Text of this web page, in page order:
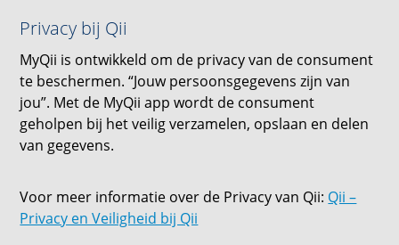
Privacy bij Qii
MyQii is ontwikkeld om de privacy van de consument
te beschermen. “Jouw persoonsgegevens zijn van
jou”. Met de MyQii app wordt de consument
geholpen bij het veilig verzamelen, opslaan en delen
van gegevens.
Voor meer informatie over de Privacy van Qii: Qii –
Privacy en Veiligheid bij Qii